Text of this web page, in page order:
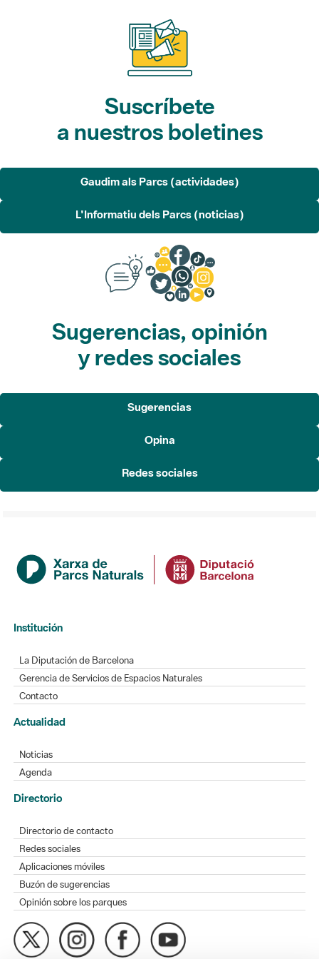
Suscríbete
a nuestros boletines
Gaudim als Parcs (actividades)
L'Informatiu dels Parcs (noticias)
Sugerencias, opinión
y redes sociales
Sugerencias
Opina
Redes sociales
Institución
La Diputación de Barcelona
Gerencia de Servicios de Espacios Naturales
Contacto
Actualidad
Noticias
Agenda
Directorio
Directorio de contacto
Redes sociales
Aplicaciones móviles
Buzón de sugerencias
Opinión sobre los parques